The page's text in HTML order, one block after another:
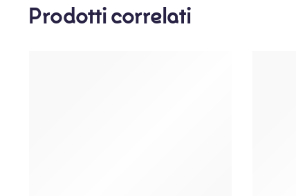
Prodotti correlati